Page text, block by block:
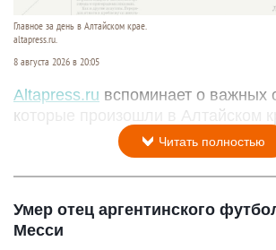
Главное за день в Алтайском крае.
altapress.ru.
8 августа 2026 в 20:05
Altapress.ru вспоминает о важных
которые произошли в Алтайском
Читать полностью
Умер отец аргентинского
Месси